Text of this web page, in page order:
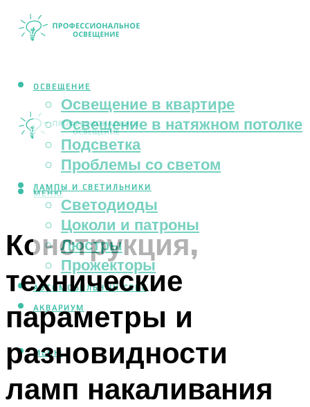
ОСВЕЩЕНИЕ
Освещение в квартире
Освещение в натяжном потолке
Подсветка
Проблемы со светом
ЛАМПЫ И СВЕТИЛЬНИКИ
Светодиоды
Цоколи и патроны
Люстры
Прожекторы
АВТОМОБИЛЬНЫЙ СВЕТ
АКВАРИУМ
МЕНЮ
МЕНЮ
Конструкция,
технические
параметры и
разновидности
ламп накаливания